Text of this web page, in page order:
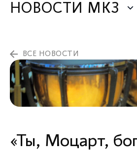
НОВОСТИ МКЗ
ВСЕ НОВОСТИ
«Ты, Моцарт,